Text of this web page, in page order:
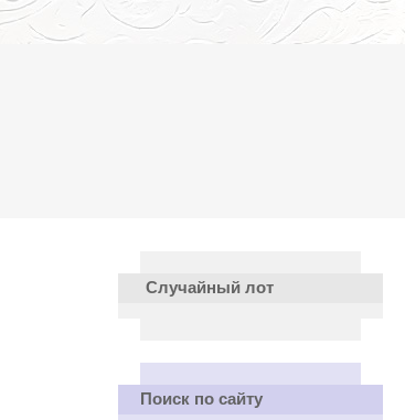
Случайный лот
Поиск по сайту